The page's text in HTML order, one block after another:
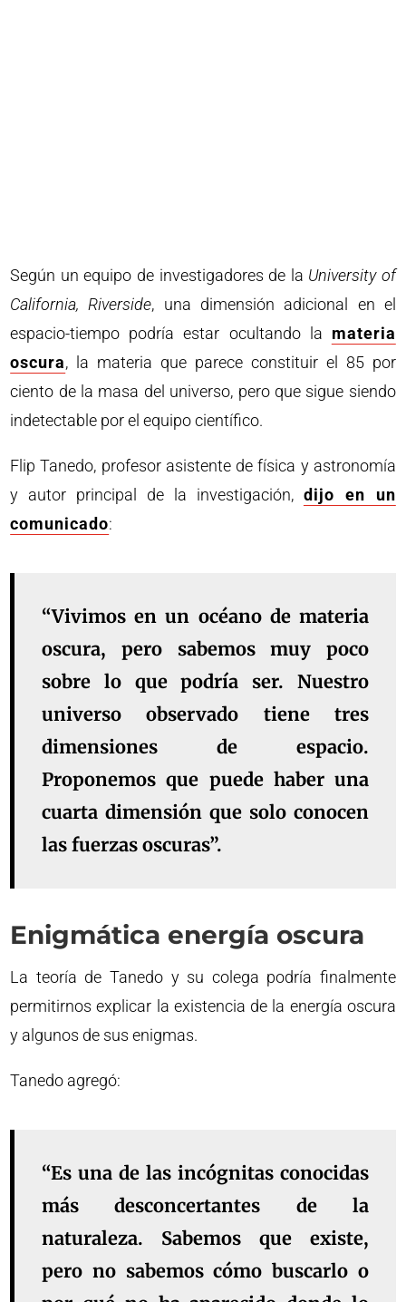
Según un equipo de investigadores de la University of
California, Riverside, una dimensión adicional en el
espacio-tiempo podría estar ocultando la materia
oscura, la materia que parece constituir el 85 por
ciento de la masa del universo, pero que sigue siendo
indetectable por el equipo científico.
Flip Tanedo, profesor asistente de física y astronomía
y autor principal de la investigación, dijo en un
comunicado:
“Vivimos en un océano de materia
oscura, pero sabemos muy poco
sobre lo que podría ser. Nuestro
universo observado tiene tres
dimensiones de espacio.
Proponemos que puede haber una
cuarta dimensión que solo conocen
las fuerzas oscuras”.
Enigmática energía oscura
La teoría de Tanedo y su colega podría finalmente
permitirnos explicar la existencia de la energía oscura
y algunos de sus enigmas.
Tanedo agregó:
“Es una de las incógnitas conocidas
más desconcertantes de la
naturaleza. Sabemos que existe,
pero no sabemos cómo buscarlo o